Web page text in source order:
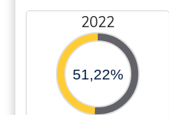
2022
51,22%